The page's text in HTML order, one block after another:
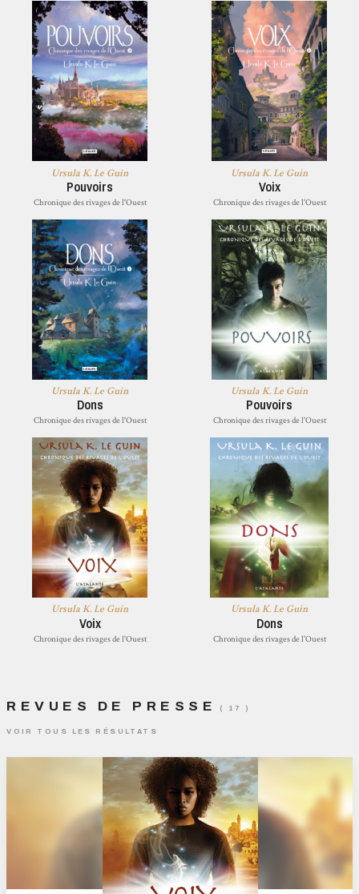
Ursula K. Le Guin
Pouvoirs
Chronique des rivages de l'Ouest
Ursula K. Le Guin
Voix
Chronique des rivages de l'Ouest
Ursula K. Le Guin
Dons
Chronique des rivages de l'Ouest
Ursula K. Le Guin
Pouvoirs
Chronique des rivages de l'Ouest
Ursula K. Le Guin
Voix
Chronique des rivages de l'Ouest
Ursula K. Le Guin
Dons
Chronique des rivages de l'Ouest
REVUES DE PRESSE ( 17 )
VOIR TOUS LES RÉSULTATS